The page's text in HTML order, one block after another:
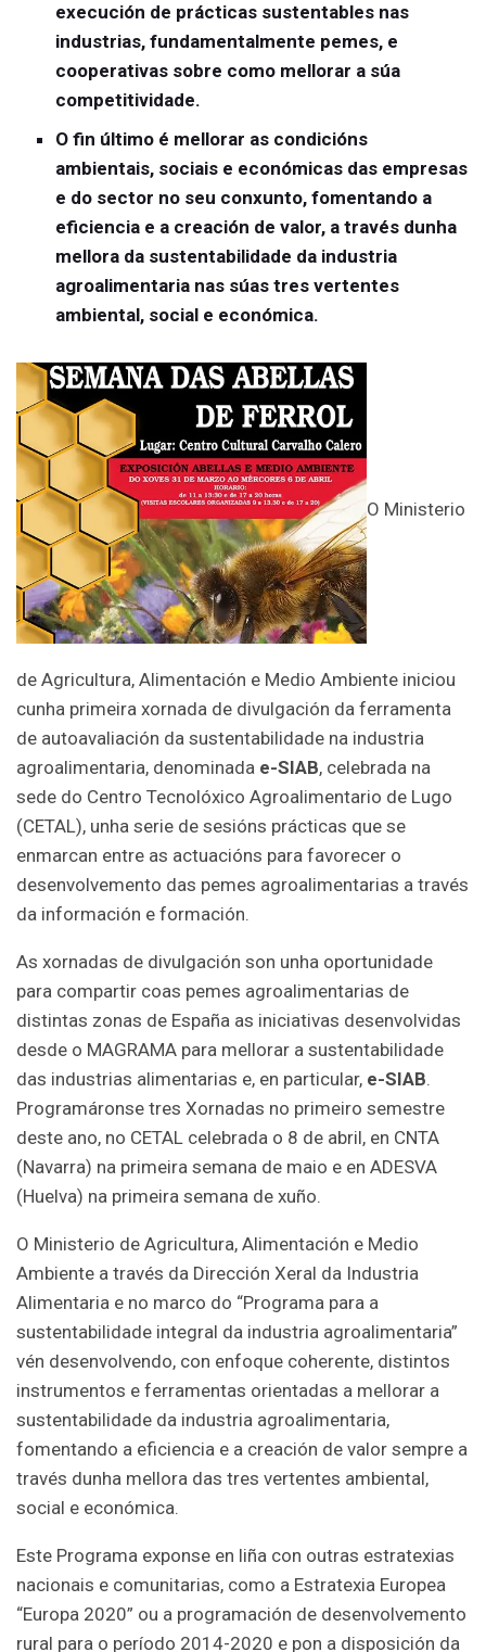
execución de prácticas sustentables nas
industrias, fundamentalmente pemes, e
cooperativas sobre como mellorar a súa
competitividade.
O fin último é mellorar as condicións
ambientais, sociais e económicas das empresas
e do sector no seu conxunto, fomentando a
eficiencia e a creación de valor, a través dunha
mellora da sustentabilidade da industria
agroalimentaria nas súas tres vertentes
ambiental, social e económica.
O Ministerio
de Agricultura, Alimentación e Medio Ambiente iniciou
cunha primeira xornada de divulgación da ferramenta
de autoavaliación da sustentabilidade na industria
agroalimentaria, denominada e-SIAB, celebrada na
sede do Centro Tecnolóxico Agroalimentario de Lugo
(CETAL), unha serie de sesións prácticas que se
enmarcan entre as actuacións para favorecer o
desenvolvemento das pemes agroalimentarias a través
da información e formación.
As xornadas de divulgación son unha oportunidade
para compartir coas pemes agroalimentarias de
distintas zonas de España as iniciativas desenvolvidas
desde o MAGRAMA para mellorar a sustentabilidade
das industrias alimentarias e, en particular, e-SIAB.
Programáronse tres Xornadas no primeiro semestre
deste ano, no CETAL celebrada o 8 de abril, en CNTA
(Navarra) na primeira semana de maio e en ADESVA
(Huelva) na primeira semana de xuño.
O Ministerio de Agricultura, Alimentación e Medio
Ambiente a través da Dirección Xeral da Industria
Alimentaria e no marco do “Programa para a
sustentabilidade integral da industria agroalimentaria”
vén desenvolvendo, con enfoque coherente, distintos
instrumentos e ferramentas orientadas a mellorar a
sustentabilidade da industria agroalimentaria,
fomentando a eficiencia e a creación de valor sempre a
través dunha mellora das tres vertentes ambiental,
social e económica.
Este Programa exponse en liña con outras estratexias
nacionais e comunitarias, como a Estratexia Europea
“Europa 2020” ou a programación de desenvolvemento
rural para o período 2014-2020 e pon a disposición da